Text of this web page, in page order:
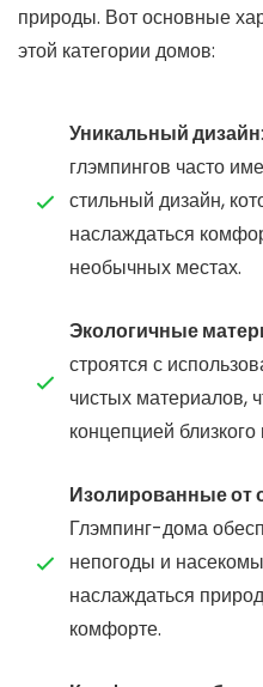
природы. Вот основные
этой категории домов:
Уникальный дизайн
глэмпингов часто
стильный дизайн,
наслаждаться
необычных местах.
Экологичные
строятся с
чистых материалов,
концепцией
Изолированные
Глэмпинг-дома
непогоды и
наслаждаться
комфорте.